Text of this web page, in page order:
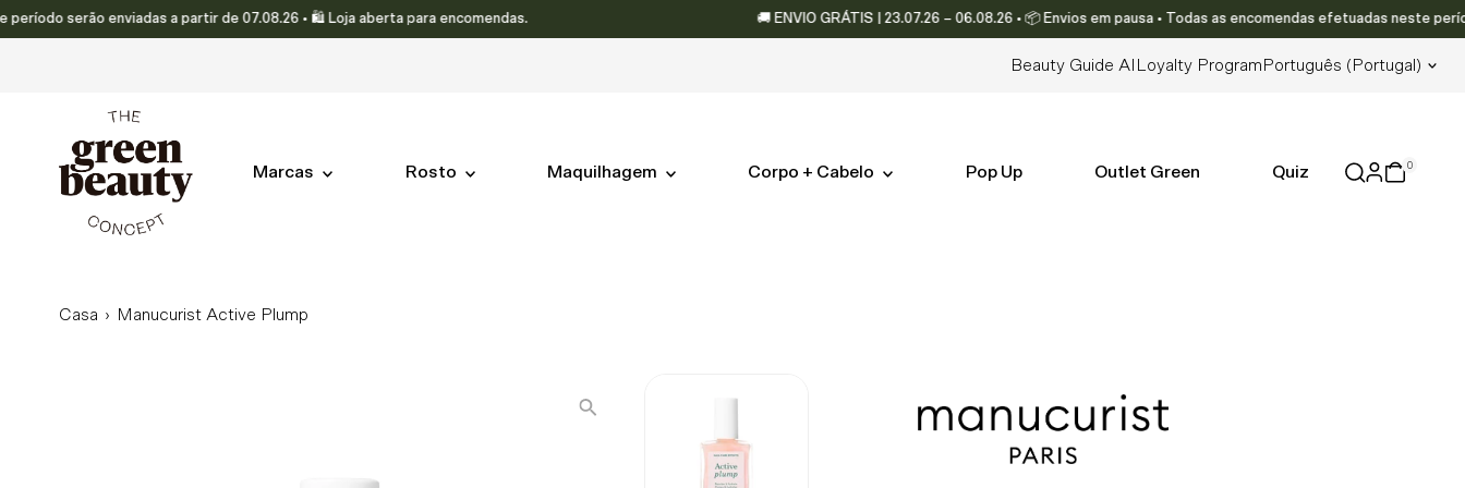
Translation missing: pt-PT.accessibility.skip_to_text
serão enviadas a partir de 07.08.26 • 🛍️ Loja aberta para encomendas. 🚚 ENVIO GRÁTIS | 23.07.26 – 06.08.26 • 📦 Envios em pausa • Todas as encomendas efetuadas neste
Beauty Guide AI Loyalty ProgramPortuguês (portugal)
Marcas Rosto Maquilhagem Corpo + Cabelo Pop Up Outlet Green Quiz 0
Casa › Manucurist Active Plump